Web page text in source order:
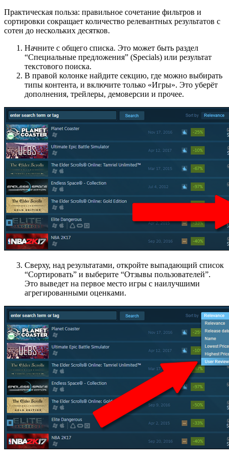
Практическая польза: правильное сочетание фильтров и
сортировки сокращает количество релевантных результатов с
сотен до нескольких десятков.
Начните с общего списка. Это может быть раздел
“Специальные предложения” (Specials) или результат
текстового поиска.
В правой колонке найдите секцию, где можно выбирать
типы контента, и включите только «Игры». Это уберёт
дополнения, трейлеры, демоверсии и прочее.
Сверху, над результатами, откройте выпадающий список
“Сортировать” и выберите “Отзывы пользователей”.
Это выведет на первое место игры с наилучшими
агрегированными оценками.